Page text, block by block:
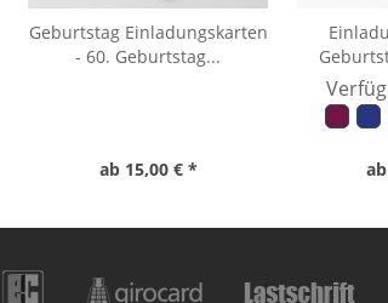
Geburtstag Einladungskarten
- 60. Geburtstag...
ab 15,00 € *